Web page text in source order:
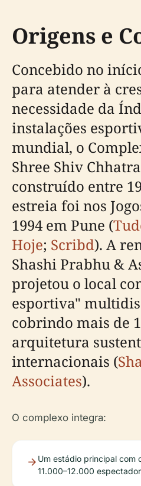
Origens e
Concebido no
para atender à
necessidade da
instalações
mundial, o
Shree Shiv
construído entre
estreia foi nos
1994 em Pune (
Hoje; Scribd). A
Shashi Prabhu &
projetou o local
esportiva"
cobrindo mais de
arquitetura
internacionais (
Associates).
O complexo integra:
Um estádio principal com
11.000–12.000